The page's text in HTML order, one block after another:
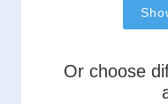
Or choose